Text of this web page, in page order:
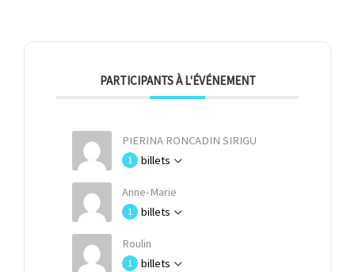
PARTICIPANTS À L'ÉVÉNEMENT
PIERINA RONCADIN SIRIGU
1 billets
Anne-Marie
1 billets
Roulin
1 billets